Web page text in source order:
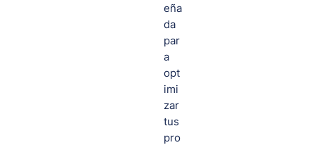
eña
da
par
a
opt
imi
zar
tus
pro